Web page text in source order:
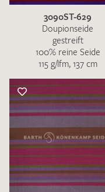
3090ST-629
Doupionseide
gestreift
100% reine Seide
115 g/lfm, 137 cm